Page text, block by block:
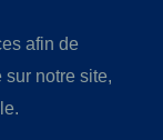
afin de
notre site,